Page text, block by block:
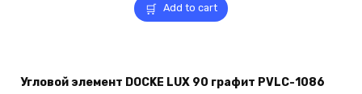
Add to cart
Угловой элемент DOCKE LUX 90 графит PVLC-1086